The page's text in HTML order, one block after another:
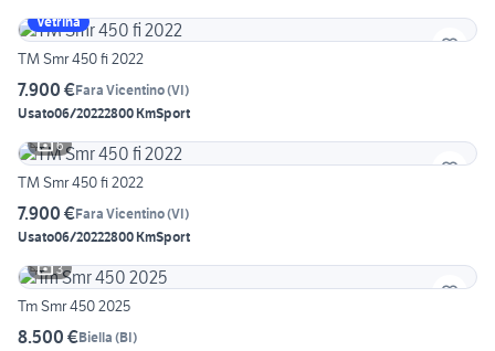
Vetrina
TM Smr 450 fi 2022
7.900 €Fara Vicentino(VI)
Usato06/20222800 KmSport
6
TM Smr 450 fi 2022
7.900 €Fara Vicentino(VI)
Usato06/20222800 KmSport
3
Tm Smr 450 2025
8.500 €Biella (BI)